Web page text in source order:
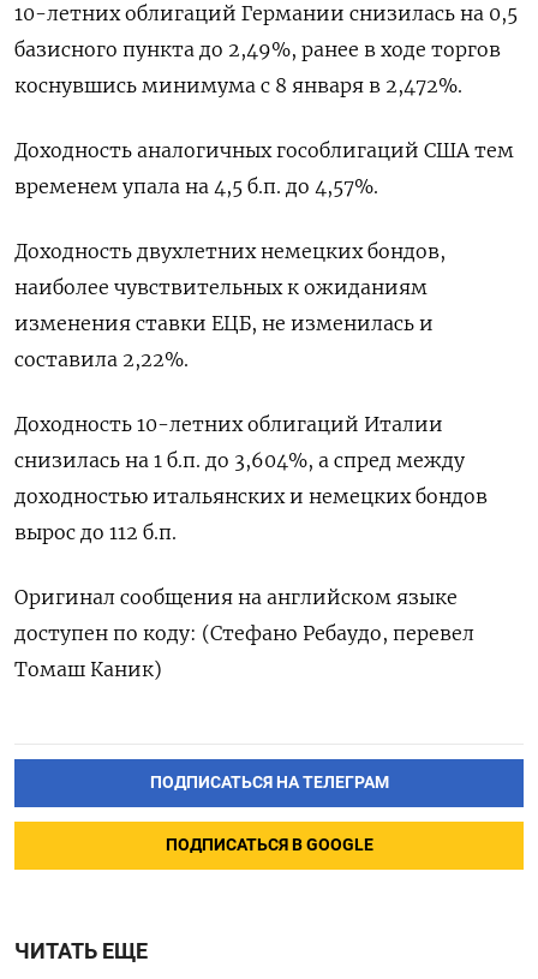
10-летних облигаций Германии снизилась на 0,5
базисного пункта до 2,49%, ранее в ходе торгов
коснувшись минимума с 8 января в 2,472%.
Доходность аналогичных гособлигаций США тем
временем упала на 4,5 б.п. до 4,57%.
Доходность двухлетних немецких бондов,
наиболее чувствительных к ожиданиям
изменения ставки ЕЦБ, не изменилась и
составила 2,22%.
Доходность 10-летних облигаций Италии
снизилась на 1 б.п. до 3,604%, а спред между
доходностью итальянских и немецких бондов
вырос до 112 б.п.
Оригинал сообщения на английском языке
доступен по коду: (Стефано Ребаудо, перевел
Томаш Каник)
ПОДПИСАТЬСЯ НА ТЕЛЕГРАМ
ПОДПИСАТЬСЯ В GOOGLE
ЧИТАТЬ ЕЩЕ